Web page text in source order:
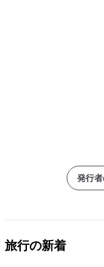
発行
旅行の新着